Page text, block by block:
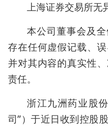
上海证券交易所无
本公司董事会及
存在任何虚假记载、
并对其内容的真实性
责任。
浙江九洲药业股
司”）于近日收到控股